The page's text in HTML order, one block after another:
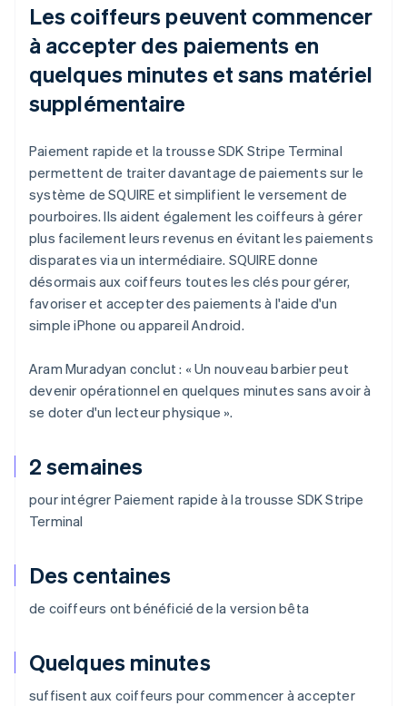
2 semaines
pour intégrer Paiement rapide à la trousse SDK Stripe
Terminal
Des centaines
de coiffeurs ont bénéficié de la version bêta
Quelques minutes
suffisent aux coiffeurs pour commencer à accepter
Les coiffeurs peuvent commencer
à accepter des paiements en
quelques minutes et sans matériel
supplémentaire
Paiement rapide et la trousse SDK Stripe Terminal
permettent de traiter davantage de paiements sur le
système de SQUIRE et simplifient le versement de
pourboires. Ils aident également les coiffeurs à gérer
plus facilement leurs revenus en évitant les paiements
disparates via un intermédiaire. SQUIRE donne
désormais aux coiffeurs toutes les clés pour gérer,
favoriser et accepter des paiements à l'aide d'un
simple iPhone ou appareil Android.
Aram Muradyan conclut : « Un nouveau barbier peut
devenir opérationnel en quelques minutes sans avoir à
se doter d'un lecteur physique ».